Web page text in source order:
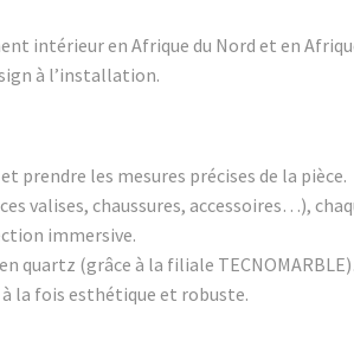
intérieur en Afrique du Nord et en
à l’installation.
prendre les mesures précises de la pièce.
valises, chaussures, accessoires…),
immersive.
quartz (grâce à la filiale
la fois esthétique et robuste.